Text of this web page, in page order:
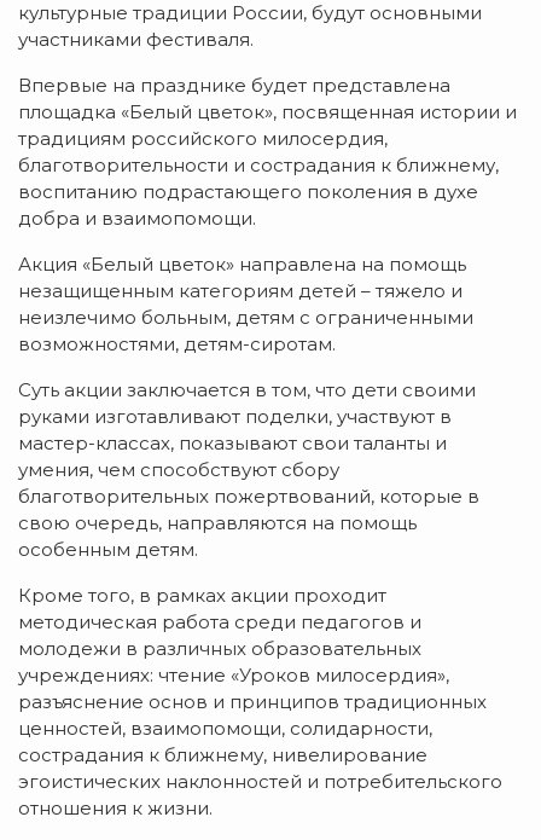
культурные традиции России, будут основными
участниками фестиваля.
Впервые на празднике будет представлена
площадка «Белый цветок», посвященная истории и
традициям российского милосердия,
благотворительности и сострадания к ближнему,
воспитанию подрастающего поколения в духе
добра и взаимопомощи.
Акция «Белый цветок» направлена на помощь
незащищенным категориям детей – тяжело и
неизлечимо больным, детям с ограниченными
возможностями, детям-сиротам.
Суть акции заключается в том, что дети своими
руками изготавливают поделки, участвуют в
мастер-классах, показывают свои таланты и
умения, чем способствуют сбору
благотворительных пожертвований, которые в
свою очередь, направляются на помощь
особенным детям.
Кроме того, в рамках акции проходит
методическая работа среди педагогов и
молодежи в различных образовательных
учреждениях: чтение «Уроков милосердия»,
разъяснение основ и принципов традиционных
ценностей, взаимопомощи, солидарности,
сострадания к ближнему, нивелирование
эгоистических наклонностей и потребительского
отношения к жизни.